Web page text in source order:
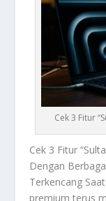
Cek 3 Fitur
Cek 3 Fitur
Dengan
Terkencang
premium terus